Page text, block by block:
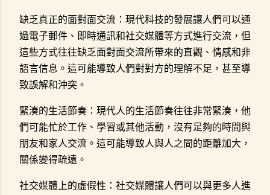
缺乏真正的面對面交流：現代科技的發展讓人們可以通
過電子郵件、即時通訊和社交媒體等方式進行交流，但
這些方式往往缺乏面對面交流所帶來的直觀、情感和非
語言信息。這可能導致人們對對方的理解不足，甚至導
致誤解和沖突。
緊湊的生活節奏：現代人的生活節奏往往非常緊湊，他
們可能忙於工作、學習或其他活動，沒有足夠的時間與
朋友和家人交流。這可能導致人與人之間的距離加大，
關係變得疏遠。
社交媒體上的虛假性：社交媒體讓人們可以與更多人進